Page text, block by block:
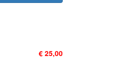
€ 25,00